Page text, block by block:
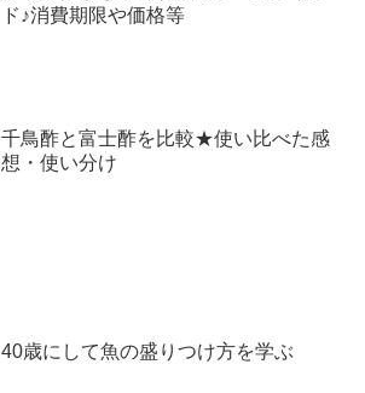
ド♪消費期限や価格等
千鳥酢と富士酢を比較★使い比べた感
想・使い分け
40歳にして魚の盛りつけ方を学ぶ